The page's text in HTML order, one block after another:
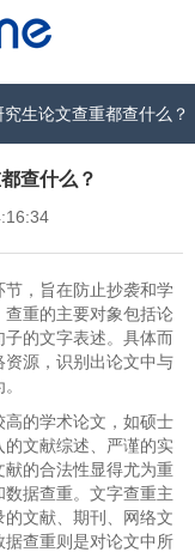
生论文查重都查什么？
查什么？
，旨在防止抄袭和学
重的主要对象包括论
的文字表述。具体而
源，识别出论文中与
的学术论文，如硕士
文献综述、严谨的实
的合法性显得尤为重
据查重。文字查重主
文献、期刊、网络文
查重则是对论文中所